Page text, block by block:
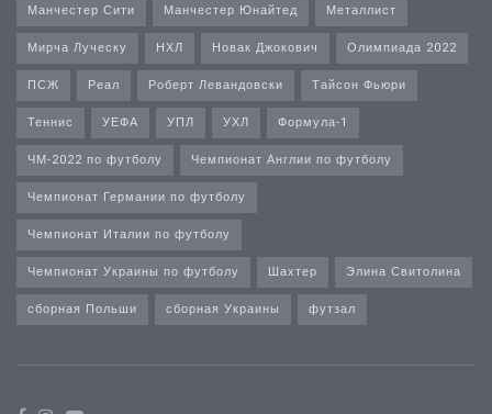
Манчестер Сити
Манчестер Юнайтед
Металлист
Мирча Луческу
НХЛ Новак Джокович
Олимпиада 2022
ПСЖ
Реал Роберт Левандовски
Тайсон Фьюри
Теннис
УЕФА УПЛ УХЛ
Формула-1
ЧМ-2022 по футболу
Чемпионат Англии по футболу
Чемпионат Германии по футболу
Чемпионат Италии по футболу
Чемпионат Украины по футболу
Шахтер
Элина Свитолина
сборная Польши
сборная Украины футзал